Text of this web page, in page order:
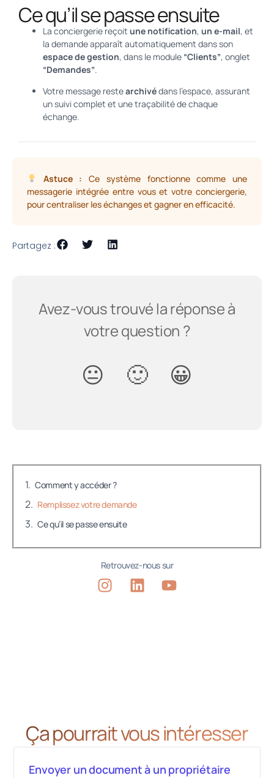
Ce qu’il se passe ensuite
La conciergerie reçoit une notification, un e-mail, et
la demande apparaît automatiquement dans son
espace de gestion, dans le module “Clients”, onglet
“Demandes”.
Votre message restearchivédans l’espace, assurant
un suivi complet et une traçabilité de chaque
échange.
Astuce : Ce système fonctionne comme une
messagerie intégrée entre vous et votre conciergerie,
pour centraliser les échanges et gagner en efficacité.
Partagez :
Comment y accéder ?
Remplissez votre demande
Ce qu’il se passe ensuite
Retrouvez-nous sur
Ça pourrait vous intéresser
Envoyer un document à un propriétaire